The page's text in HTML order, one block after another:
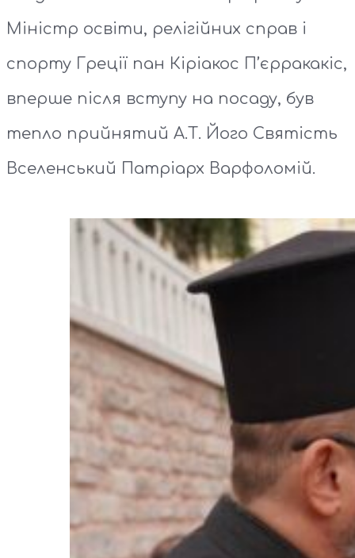
Міністр освіти, релігійних справ і
спорту Греції пан Кіріакос П’єрракакіс,
вперше після вступу на посаду, був
тепло прийнятий А.Т. Його Святість
Вселенський Патріарх Варфоломій.